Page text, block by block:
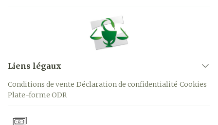
Liens légaux
Conditions de vente Déclaration de confidentialité Cookies
Plate-forme ODR